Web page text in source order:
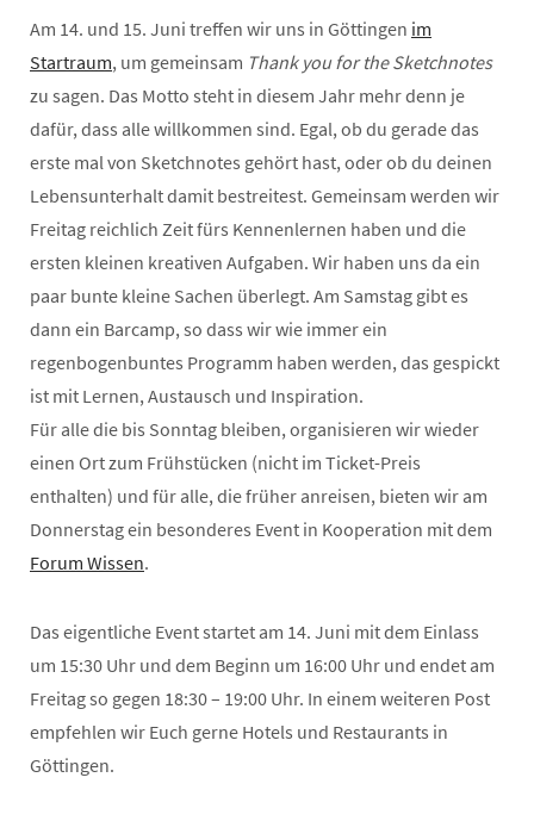
Am 14. und 15. Juni treffen wir uns in Göttingen im
Startraum, um gemeinsam Thank you for the Sketchnotes
zu sagen. Das Motto steht in diesem Jahr mehr denn je
dafür, dass alle willkommen sind. Egal, ob du gerade das
erste mal von Sketchnotes gehört hast, oder ob du deinen
Lebensunterhalt damit bestreitest. Gemeinsam werden wir
Freitag reichlich Zeit fürs Kennenlernen haben und die
ersten kleinen kreativen Aufgaben. Wir haben uns da ein
paar bunte kleine Sachen überlegt. Am Samstag gibt es
dann ein Barcamp, so dass wir wie immer ein
regenbogenbuntes Programm haben werden, das gespickt
ist mit Lernen, Austausch und Inspiration.
Für alle die bis Sonntag bleiben, organisieren wir wieder
einen Ort zum Frühstücken (nicht im Ticket-Preis
enthalten) und für alle, die früher anreisen, bieten wir am
Donnerstag ein besonderes Event in Kooperation mit dem
Forum Wissen.
Das eigentliche Event startet am 14. Juni mit dem Einlass
um 15:30 Uhr und dem Beginn um 16:00 Uhr und endet am
Freitag so gegen 18:30 – 19:00 Uhr. In einem weiteren Post
empfehlen wir Euch gerne Hotels und Restaurants in
Göttingen.